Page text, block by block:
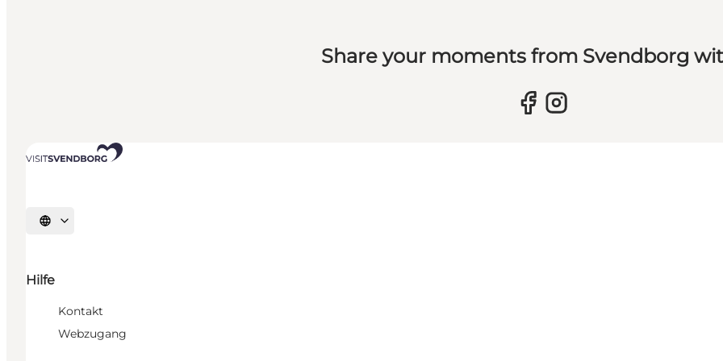
Share your moments from Svendborg
Sprache auswählen
Hilfe
Kontakt
Webzugang